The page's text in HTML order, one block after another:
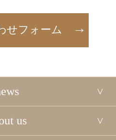
せフォーム
us